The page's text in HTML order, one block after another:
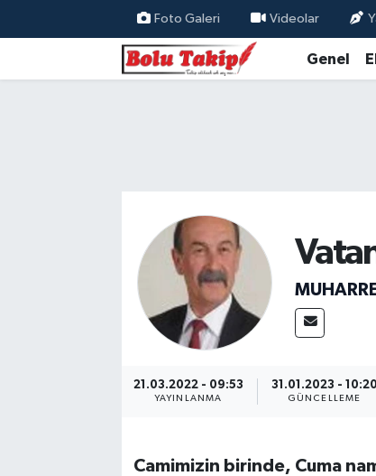
Foto Galeri Videolar
Genel
21.03.2022 - 09:53
YAYINLANMA
31.01.2023 - 10:20
GÜNCELLEME
Camimizin birinde, Cuma